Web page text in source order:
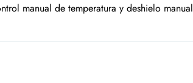
manual de temperatura y deshielo manual